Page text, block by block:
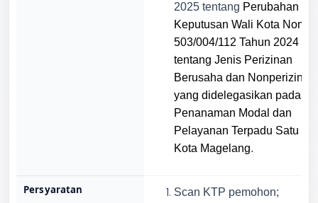
2025 tentang Perubahan
Keputusan Wali Kota Nomor
503/004/112 Tahun 2024
tentang Jenis Perizinan
Berusaha dan Nonperizinan
yang didelegasikan pada
Penanaman Modal dan
Pelayanan Terpadu Satu
Kota Magelang.
Persyaratan
Scan KTP pemohon;